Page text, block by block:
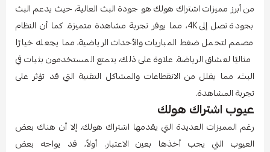
من أبرز مميزات اشتراك هولك هو جودة البث العالية، حيث يدعم البث
بجودة تصل إلى 4K، مما يوفر تجربة مشاهدة متميزة. كما أن النظام
مصمم لتحمل ضغط المباريات والأحداث الرياضية، مما يجعله خيارًا
مثاليًا لعشاق الرياضة. علاوة على ذلك، يتمتع المستخدمون بثبات في
البث، مما يقلل من الانقطاعات والمشاكل التقنية التي قد تؤثر على
تجربة المشاهدة.
عيوب اشتراك هولك
رغم المميزات العديدة التي يقدمها اشتراك هولك، إلا أن هناك بعض
العيوب التي يجب أخذها بعين الاعتبار. أولاً، قد يواجه بعض